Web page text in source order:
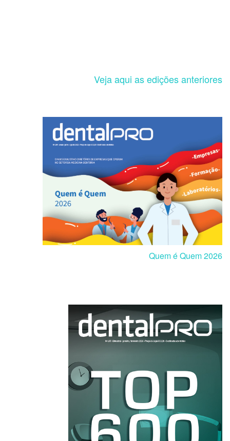
Veja aqui as edições anteriores
Quem é Quem 2026